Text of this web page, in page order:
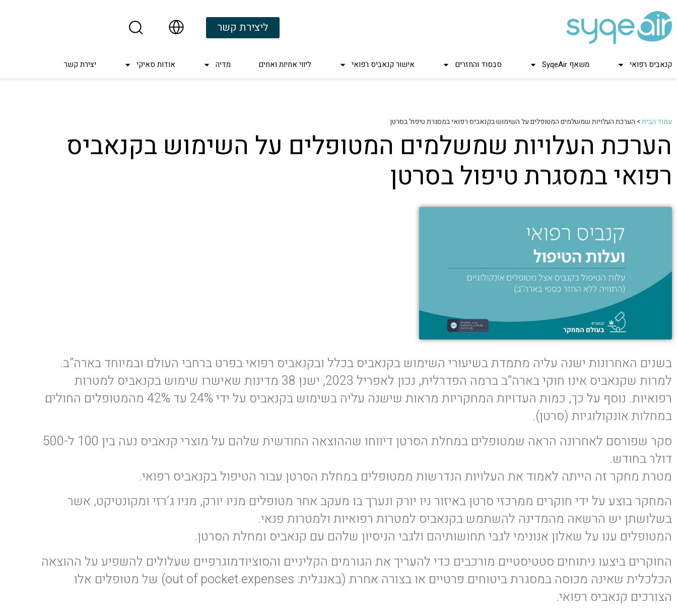
ליצירת קשר
קנאביס רפואי משאף SyqeAir סבסוד והחזרים אישור קנאביס רפואי ליווי אחיות ואחים מדיה אודות סאיקי יצירת קשר
עמוד הבית> הערכת העלויות שמשלמים המטופלים על השימוש בקנאביס רפואי במסגרת טיפול בסרטן
הערכת העלויות שמשלמים המטופלים על השימוש בקנאביס
רפואי במסגרת טיפול בסרטן
בשנים האחרונות ישנה עליה מתמדת בשיעורי השימוש בקנאביס בכלל ובקנאביס רפואי בפרט ברחבי העולם ובמיוחד בארה”ב.
למרות שקנאביס אינו חוקי בארה”ב ברמה הפדרלית, נכון לאפריל 2023, ישנן 38 מדינות שאישרו שימוש בקנאביס למטרות
רפואיות. נוסף על כך, כמות העדויות המחקריות מראות שישנה עליה בשימוש בקנאביס על ידי 24% עד 42% מהמטופלים החולים
במחלות אונקולוגיות (סרטן).
סקר שפורסם לאחרונה הראה שמטופלים במחלת הסרטן דיווחו שההוצאה החודשית שלהם על מוצרי קנאביס נעה בין 100 ל-500
דולר בחודש.
מטרת מחקר זה הייתה לאמוד את העלויות הנדרשות ממטופלים במחלת הסרטן עבור הטיפול בקנאביס רפואי.
המחקר בוצע על ידי חוקרים ממרכזי סרטן באיזור ניו יורק ונערך בו מעקב אחר מטופלים מניו יורק, מניו ג’רזי ומקונטיקט, אשר
בשלושתן יש הרשאה מהמדינה להשתמש בקנאביס למטרות רפואיות ולמטרות פנאי.
המטופלים ענו על שאלון אנונימי לגבי תחושותיהם ולגבי הניסיון שלהם עם קנאביס ומחלת הסרטן.
החוקרים ביצעו ניתוחים סטטיסטיים מורכבים כדי להעריך את הגורמים הקליניים והסוציודמוגרפיים שעלולים להשפיע על ההוצאה
הכלכלית שאינה מכוסה במסגרת ביטוחים פרטיים או בצורה אחרת (באנגלית: out of pocket expenses) של מטופלים אלו
הצורכים קנאביס רפואי.